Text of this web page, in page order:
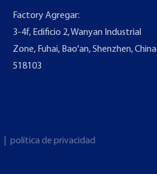
Factory Agregar:
3-4f, Edificio 2, Wanyan Industrial
Zone, Fuhai, Bao'an, Shenzhen, China
518103
política de privacidad